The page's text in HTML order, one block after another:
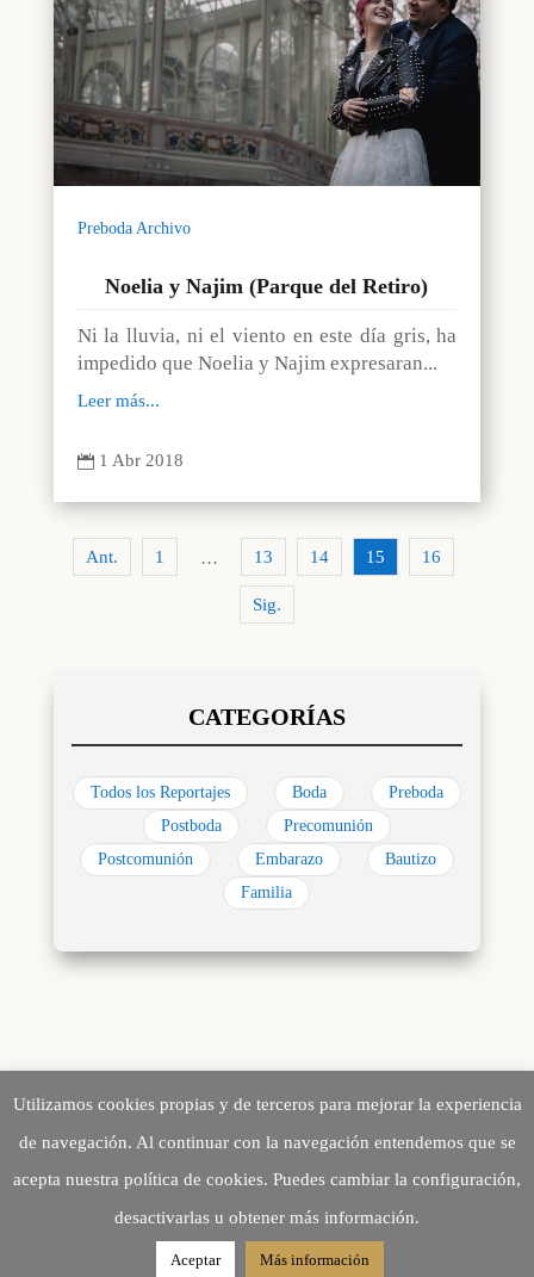
Preboda Archivo
Noelia y Najim (Parque del Retiro)
Ni la lluvia, ni el viento en este día gris, ha
impedido que Noelia y Najim expresaran...
Leer más...
 1 Abr 2018
Ant. 1 … 13 14 15 16
Sig.
Todos los Reportajes Boda
Preboda
Postboda
Precomunión
Postcomunión
Embarazo
Bautizo
Familia
Utilizamos cookies propias y de terceros para mejorar la experiencia
de navegación. Al continuar con la navegación entendemos que se
acepta nuestra política de cookies. Puedes cambiar la configuración,
desactivarlas u obtener más información.
Aceptar Más información